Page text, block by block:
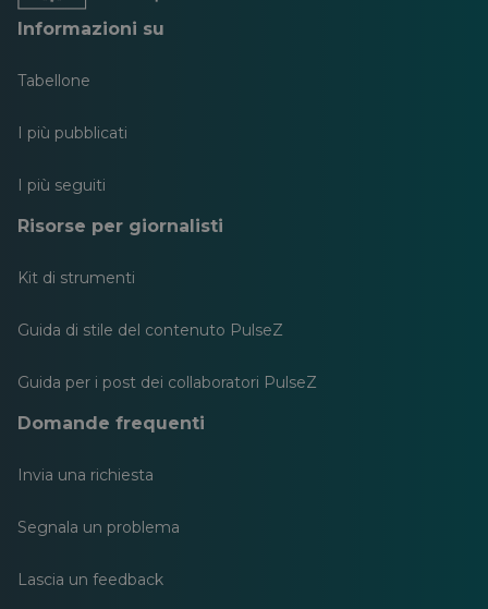
Informazioni su
Tabellone
I più pubblicati
I più seguiti
Risorse per giornalisti
Kit di strumenti
Guida di stile del contenuto PulseZ
Guida per i post dei collaboratori PulseZ
Domande frequenti
Invia una richiesta
Segnala un problema
Lascia un feedback